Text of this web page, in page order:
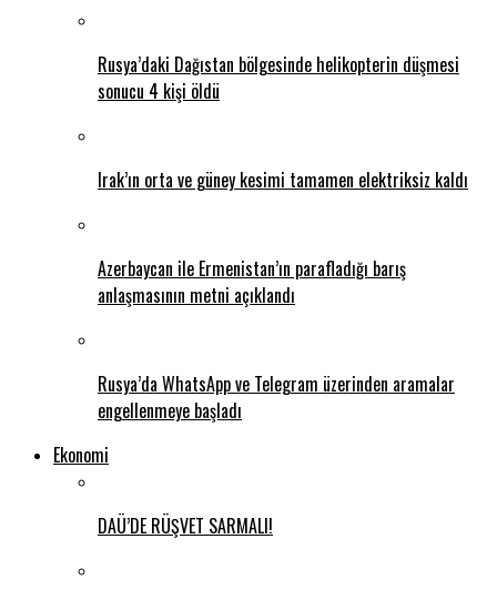
Rusya’daki Dağıstan bölgesinde helikopterin düşmesi
sonucu 4 kişi öldü
Irak’ın orta ve güney kesimi tamamen elektriksiz kaldı
Azerbaycan ile Ermenistan’ın parafladığı barış
anlaşmasının metni açıklandı
Rusya’da WhatsApp ve Telegram üzerinden aramalar
engellenmeye başladı
Ekonomi
DAÜ’DE RÜŞVET SARMALI!